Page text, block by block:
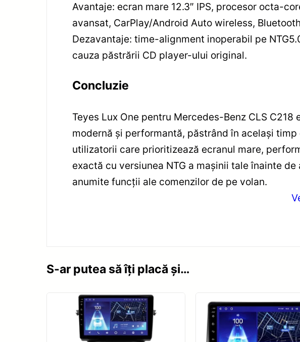
Avantaje: ecran mare 12.3″ IPS, procesor octa-
avansat, CarPlay/Android Auto wireless,
Dezavantaje: time-alignment inoperabil pe
cauza păstrării CD player-ului original.
Concluzie
Teyes Lux One pentru Mercedes-Benz CLS
modernă și performantă, păstrând în același
utilizatorii care prioritizează ecranul mare,
exactă cu versiunea NTG a mașinii tale înainte
anumite funcții ale comenzilor de pe volan.
S-ar putea să îți placă și…